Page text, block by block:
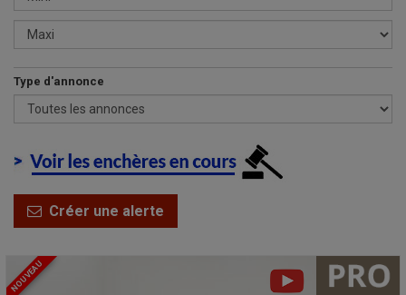
Type d'annonce
Créer une alerte
NOUVEAU